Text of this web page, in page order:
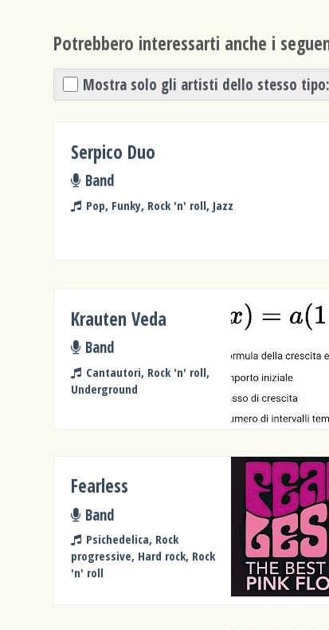
Potrebbero interessarti anche i
Mostra solo gli artisti dello stesso tipo:
Serpico Duo
Band
Pop, Funky, Rock 'n' roll, Jazz
Krauten Veda
Band
Cantautori, Rock 'n' roll,
Underground
Fearless
Band
Psichedelica, Rock
progressive, Hard rock, Rock
'n' roll